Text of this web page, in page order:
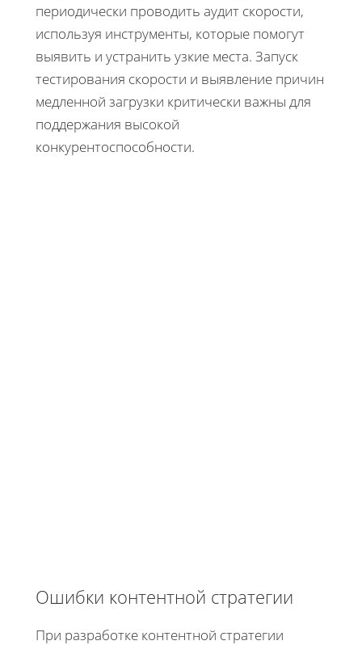
периодически проводить аудит скорости,
используя инструменты, которые помогут
выявить и устранить узкие места. Запуск
тестирования скорости и выявление причин
медленной загрузки критически важны для
поддержания высокой
конкурентоспособности.
Ошибки контентной стратегии
При разработке контентной стратегии